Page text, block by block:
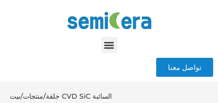
تواصل معنا
بيت/منتجات/